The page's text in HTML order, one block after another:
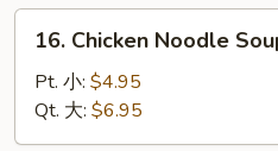
云
Chicken
Noodle
Soup
鸡
16. Chicken Noodle
Pt. 小: $4.95
Qt. 大: $6.95